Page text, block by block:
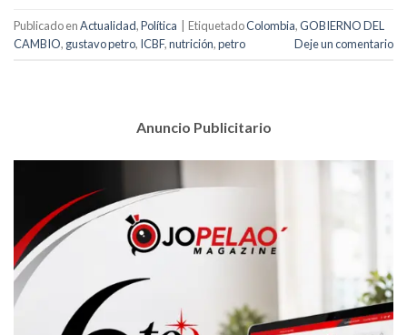
Publicado enActualidad,Política EtiquetadoColombia,GOBIERNO DEL
CAMBIO, gustavo petro, ICBF,nutrición,petro Deje un comentario
Anuncio Publicitario